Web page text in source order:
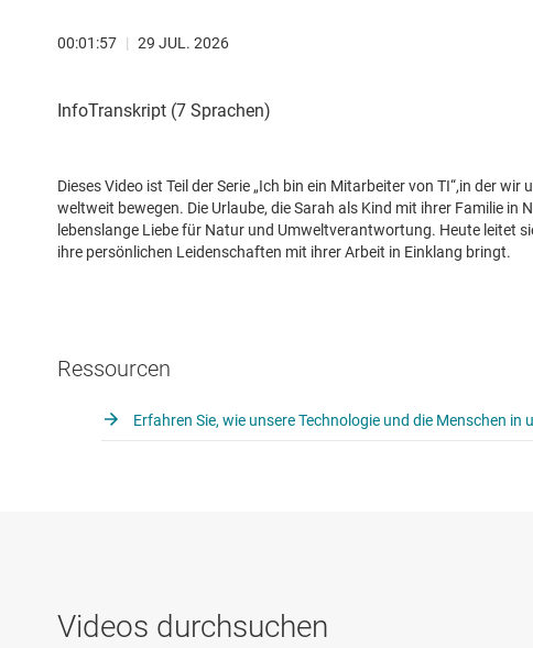
00:01:57 | 29 JUL. 2026
Dieses Video ist Teil der Serie „Ich bin ein Mitarbeiter von TI“,in der
weltweit bewegen. Die Urlaube, die Sarah als Kind mit ihrer Familie
lebenslange Liebe für Natur und Umweltverantwortung. Heute leitet
ihre persönlichen Leidenschaften mit ihrer Arbeit in Einklang bringt.
Ressourcen
Erfahren Sie, wie unsere Technologie und die Menschen
Videos durchsuchen